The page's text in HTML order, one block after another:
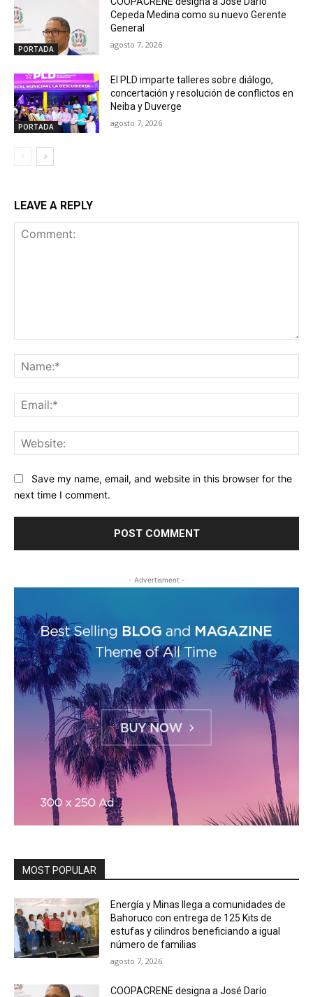
PORTADA
Cepeda Medina como su nuevo Gerente
General
agosto 7, 2026
PORTADA
El PLD imparte talleres sobre diálogo,
concertación y resolución de conflictos en
Neiba y Duverge
agosto 7, 2026
LEAVE A REPLY
Save my name, email, and website in this browser for the
next time I comment.
- Advertisment -
MOST POPULAR
Energía y Minas llega a comunidades de
Bahoruco con entrega de 125 Kits de
estufas y cilindros beneficiando a igual
número de familias
agosto 7, 2026
COOPACRENE designa a José Darío